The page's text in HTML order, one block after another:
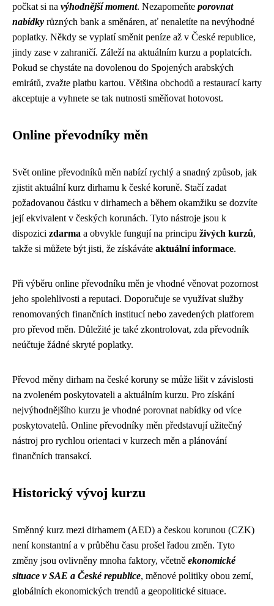
počkat si na výhodnější moment. Nezapomeňte porovnat
nabídky různých bank a směnáren, ať nenaletíte na nevýhodné
poplatky. Někdy se vyplatí směnit peníze až v České republice,
jindy zase v zahraničí. Záleží na aktuálním kurzu a poplatcích.
Pokud se chystáte na dovolenou do Spojených arabských
emirátů, zvažte platbu kartou. Většina obchodů a restaurací karty
akceptuje a vyhnete se tak nutnosti směňovat hotovost.
Online převodníky měn
Svět online převodníků měn nabízí rychlý a snadný způsob, jak
zjistit aktuální kurz dirhamu k české koruně. Stačí zadat
požadovanou částku v dirhamech a během okamžiku se dozvíte
její ekvivalent v českých korunách. Tyto nástroje jsou k
dispozici zdarma a obvykle fungují na principu živých kurzů,
takže si můžete být jisti, že získáváte aktuální informace.
Při výběru online převodníku měn je vhodné věnovat pozornost
jeho spolehlivosti a reputaci. Doporučuje se využívat služby
renomovaných finančních institucí nebo zavedených platforem
pro převod měn. Důležité je také zkontrolovat, zda převodník
neúčtuje žádné skryté poplatky.
Převod měny dirham na české koruny se může lišit v závislosti
na zvoleném poskytovateli a aktuálním kurzu. Pro získání
nejvýhodnějšího kurzu je vhodné porovnat nabídky od více
poskytovatelů. Online převodníky měn představují užitečný
nástroj pro rychlou orientaci v kurzech měn a plánování
finančních transakcí.
Historický vývoj kurzu
Směnný kurz mezi dirhamem (AED) a českou korunou (CZK)
není konstantní a v průběhu času prošel řadou změn. Tyto
změny jsou ovlivněny mnoha faktory, včetně ekonomické
situace v SAE a České republice, měnové politiky obou zemí,
globálních ekonomických trendů a geopolitické situace.